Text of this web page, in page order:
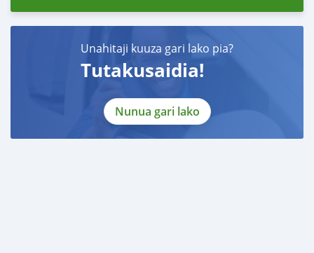
Unahitaji kuuza gari lako pia?
Tutakusaidia!
Nunua gari lako